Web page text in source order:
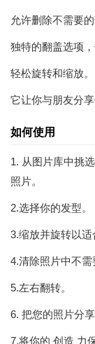
允许删除不需要的
独特的翻盖选项
轻松旋转和缩放。
它让你与朋友分
如何使用
1. 从图片库中挑
照片。
2.选择你的发型。
3.缩放并旋转以适
4.清除照片中不需
5.左右翻转。
6. 把您的照片分
7.将你的 创造 力